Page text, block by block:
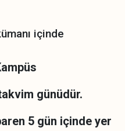
içinde
günüdür.
5 gün içinde yer